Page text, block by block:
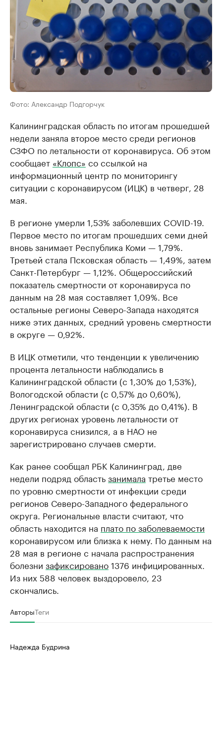
Фото: Александр Подгорчук
Калининградская область по итогам прошедшей
недели заняла второе место среди регионов
СЗФО по летальности от коронавируса. Об этом
сообщает «Клопс» со ссылкой на
информационный центр по мониторингу
ситуации с коронавирусом (ИЦК) в четверг, 28
мая.
В регионе умерли 1,53% заболевших COVID-19.
Первое место по итогам прошедших семи дней
вновь занимает Республика Коми — 1,79%.
Третьей стала Псковская область — 1,49%, затем
Санкт-Петербург — 1,12%. Общероссийский
показатель смертности от коронавируса по
данным на 28 мая составляет 1,09%. Все
остальные регионы Северо-Запада находятся
ниже этих данных, средний уровень смертности
в округе — 0,92%.
В ИЦК отметили, что тенденции к увеличению
процента летальности наблюдались в
Калининградской области (с 1,30% до 1,53%),
Вологодской области (с 0,57% до 0,60%),
Ленинградской области (с 0,35% до 0,41%). В
других регионах уровень летальности от
коронавируса снизился, а в НАО не
зарегистрировано случаев смерти.
Как ранее сообщал РБК Калининград, две
недели подряд областьзанимала третье место
по уровню смертности от инфекции среди
регионов Северо-Западного федерального
округа. Региональные власти считают, что
область находится на плато по заболеваемости
коронавирусом или близка к нему. По данным на
28 мая в регионе с начала распространения
болезни зафиксировано1376 инфицированных.
Из них 588 человек выздоровело, 23
скончались.
АвторыТеги
Надежда Будрина